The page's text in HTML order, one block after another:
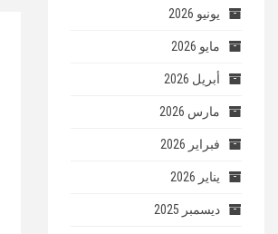
يونيو 2026
مايو 2026
أبريل 2026
مارس 2026
فبراير 2026
يناير 2026
ديسمبر 2025